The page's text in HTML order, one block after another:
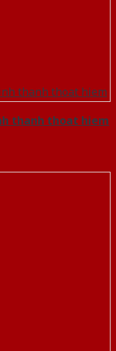
thanh thoat hiem